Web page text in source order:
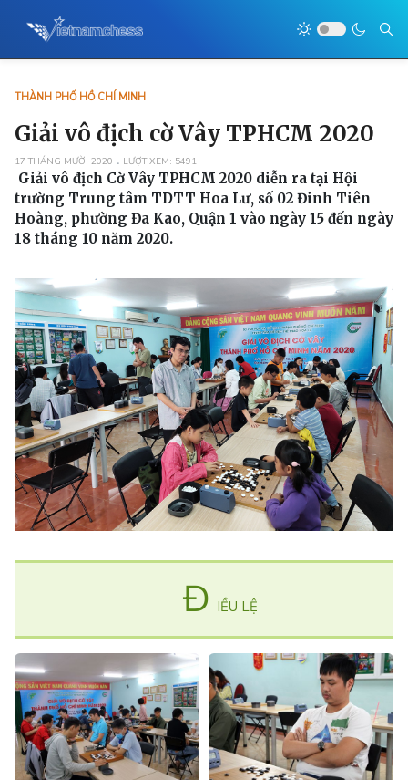
THÀNH PHỐ HỒ CHÍ MINH
Giải vô địch cờ Vây TPHCM 2020
17 THÁNG MƯỜI 2020 LƯỢT XEM: 5491
Giải vô địch Cờ Vây TPHCM 2020 diễn ra tại Hội
trường Trung tâm TDTT Hoa Lư, số 02 Đinh Tiên
Hoàng, phường Đa Kao, Quận 1 vào ngày 15 đến ngày
18 tháng 10 năm 2020.
Đ IỀU LỆ